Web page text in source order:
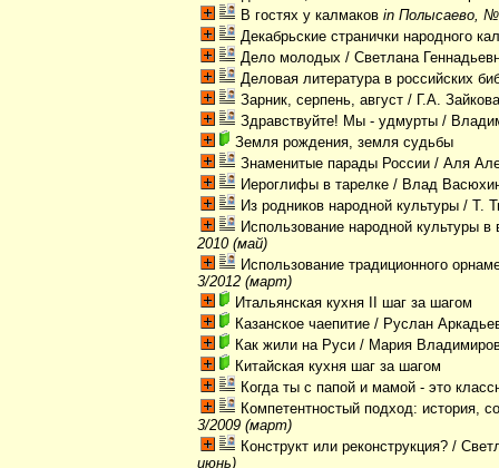
В гостях у калмаков in Полысаево, №
Декабрьские странички народного
Дело молодых / Светлана
Деловая литература в российских
Зарник, серпень, август / Г.А.
Здравствуйте! Мы - удмурты /
Земля рождения, земля судьбы
Знаменитые парады России / Аля
Иероглифы в тарелке / Влад
Из родников народной культуры / Т.
Использование народной культуры в
2010 (май)
Использование традиционного
3/2012 (март)
Итальянская кухня II шаг за шагом
Казанское чаепитие / Руслан
Как жили на Руси / Мария
Китайская кухня шаг за шагом
Когда ты с папой и мамой - это
Компетентностый подход: история,
3/2009 (март)
Конструкт или реконструкция? /
июнь)